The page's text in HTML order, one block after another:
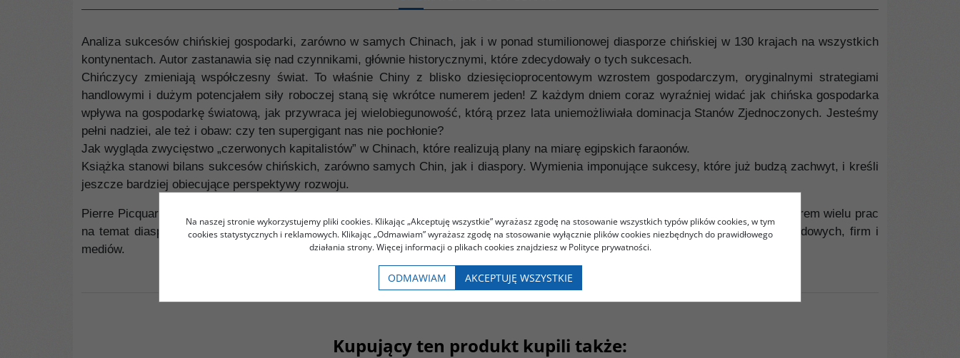
Analiza sukcesów chińskiej gospodarki, zarówno w samych Chinach, jak i w ponad stumilionowej diasporze chińskiej w 130 krajach na wszystkich
kontynentach. Autor zastanawia się nad czynnikami, głównie historycznymi, które zdecydowały o tych sukcesach.
Chińczycy zmieniają współczesny świat. To właśnie Chiny z blisko dziesięcioprocentowym wzrostem gospodarczym, oryginalnymi strategiami
handlowymi i dużym potencjałem siły roboczej staną się wkrótce numerem jeden! Z każdym dniem coraz wyraźniej widać jak chińska gospodarka
wpływa na gospodarkę światową, jak przywraca jej wielobiegunowość, którą przez lata uniemożliwiała dominacja Stanów Zjednoczonych. Jesteśmy
pełni nadziei, ale też i obaw: czy ten supergigant nas nie pochłonie?
Jak wygląda zwycięstwo „czerwonych kapitalistów” w Chinach, które realizują plany na miarę egipskich faraonów.
Książka stanowi bilans sukcesów chińskich, zarówno samych Chin, jak i diaspory. Wymienia imponujące sukcesy, które już budzą zachwyt, i kreśli
jeszcze bardziej obiecujące perspektywy rozwoju.
Pierre Picquart, doktor nauk geopolitycznych na Uniwersytecie Paris VIII, specjalista w dziedzinie geografii humanistycznej, jest autorem wielu prac
na temat diaspory chińskiej. W 2001 roku przebywał w Chinach jako ekspert Unii Europejskiej, był doradcą organizacji międzynarodowych, firm i
mediów.
Kupujący ten produkt kupili także:
Na naszej stronie wykorzystujemy pliki cookies. Klikając „Akceptuję wszystkie” wyrażasz zgodę na stosowanie wszystkich typów plików cookies, w tym
cookies statystycznych i reklamowych. Klikając „Odmawiam” wyrażasz zgodę na stosowanie wyłącznie plików cookies niezbędnych do prawidłowego
działania strony. Więcej informacji o plikach cookies znajdziesz w Polityce prywatności.
ODMAWIAM AKCEPTUJĘ WSZYSTKIE